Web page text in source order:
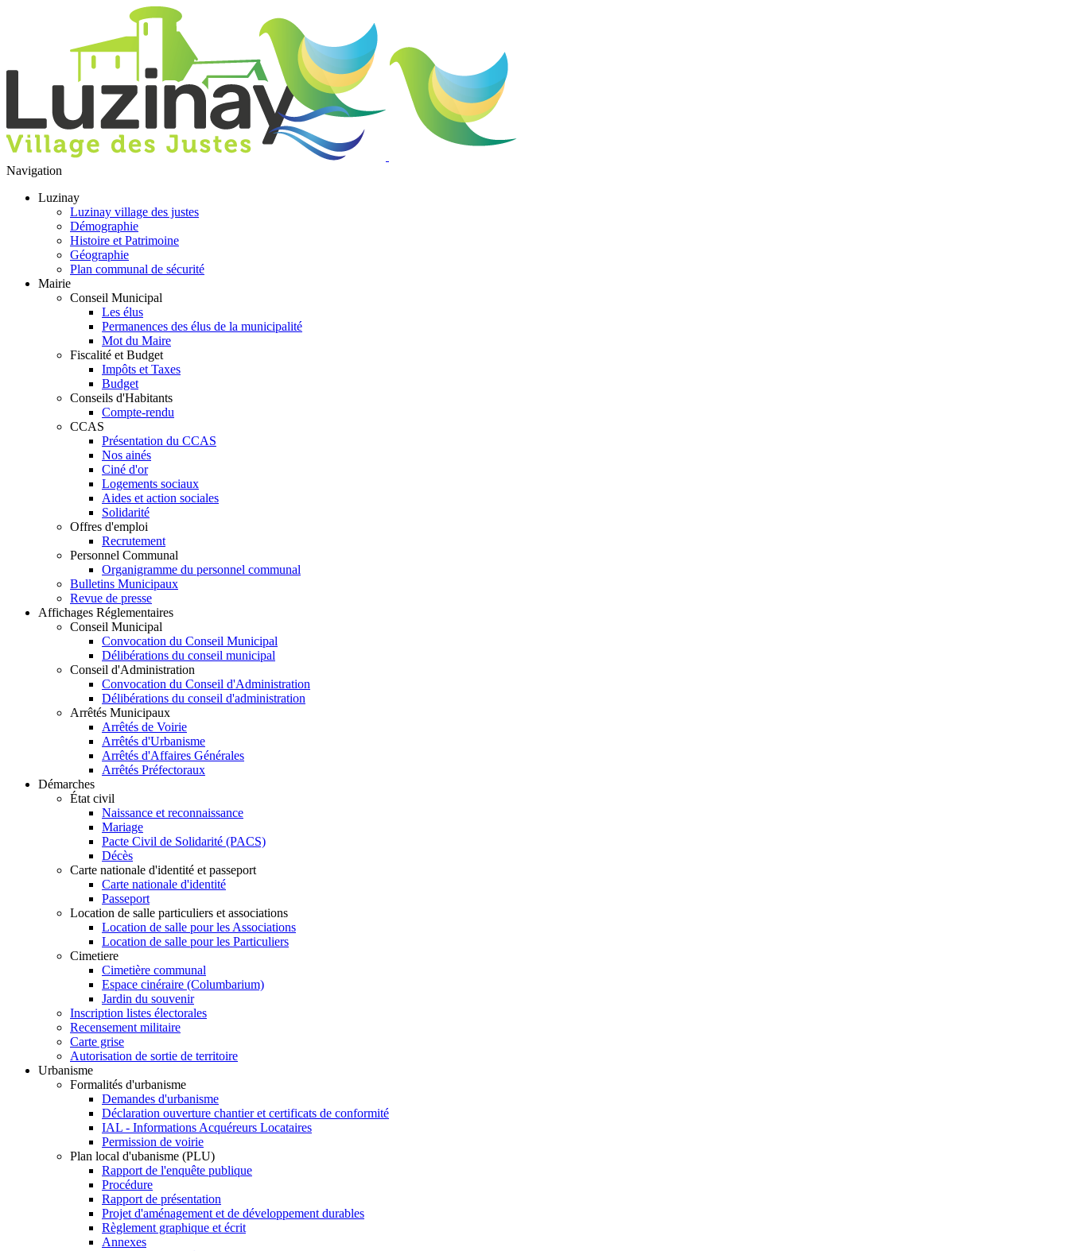
Navigation
Luzinay
Luzinay village des justes
Démographie
Histoire et Patrimoine
Géographie
Plan communal de sécurité
Mairie
Conseil Municipal
Les élus
Permanences des élus de la municipalité
Mot du Maire
Fiscalité et Budget
Impôts et Taxes
Budget
Conseils d'Habitants
Compte-rendu
CCAS
Présentation du CCAS
Nos ainés
Ciné d'or
Logements sociaux
Aides et action sociales
Solidarité
Offres d'emploi
Recrutement
Personnel Communal
Organigramme du personnel communal
Bulletins Municipaux
Revue de presse
Affichages Réglementaires
Conseil Municipal
Convocation du Conseil Municipal
Délibérations du conseil municipal
Conseil d'Administration
Convocation du Conseil d'Administration
Délibérations du conseil d'administration
Arrêtés Municipaux
Arrêtés de Voirie
Arrêtés d'Urbanisme
Arrêtés d'Affaires Générales
Arrêtés Préfectoraux
Démarches
État civil
Naissance et reconnaissance
Mariage
Pacte Civil de Solidarité (PACS)
Décès
Carte nationale d'identité et passeport
Carte nationale d'identité
Passeport
Location de salle particuliers et associations
Location de salle pour les Associations
Location de salle pour les Particuliers
Cimetiere
Cimetière communal
Espace cinéraire (Columbarium)
Jardin du souvenir
Inscription listes électorales
Recensement militaire
Carte grise
Autorisation de sortie de territoire
Urbanisme
Formalités d'urbanisme
Demandes d'urbanisme
Déclaration ouverture chantier et certificats de conformité
IAL - Informations Acquéreurs Locataires
Permission de voirie
Plan local d'ubanisme (PLU)
Rapport de l'enquête publique
Procédure
Rapport de présentation
Projet d'aménagement et de développement durables
Règlement graphique et écrit
Annexes